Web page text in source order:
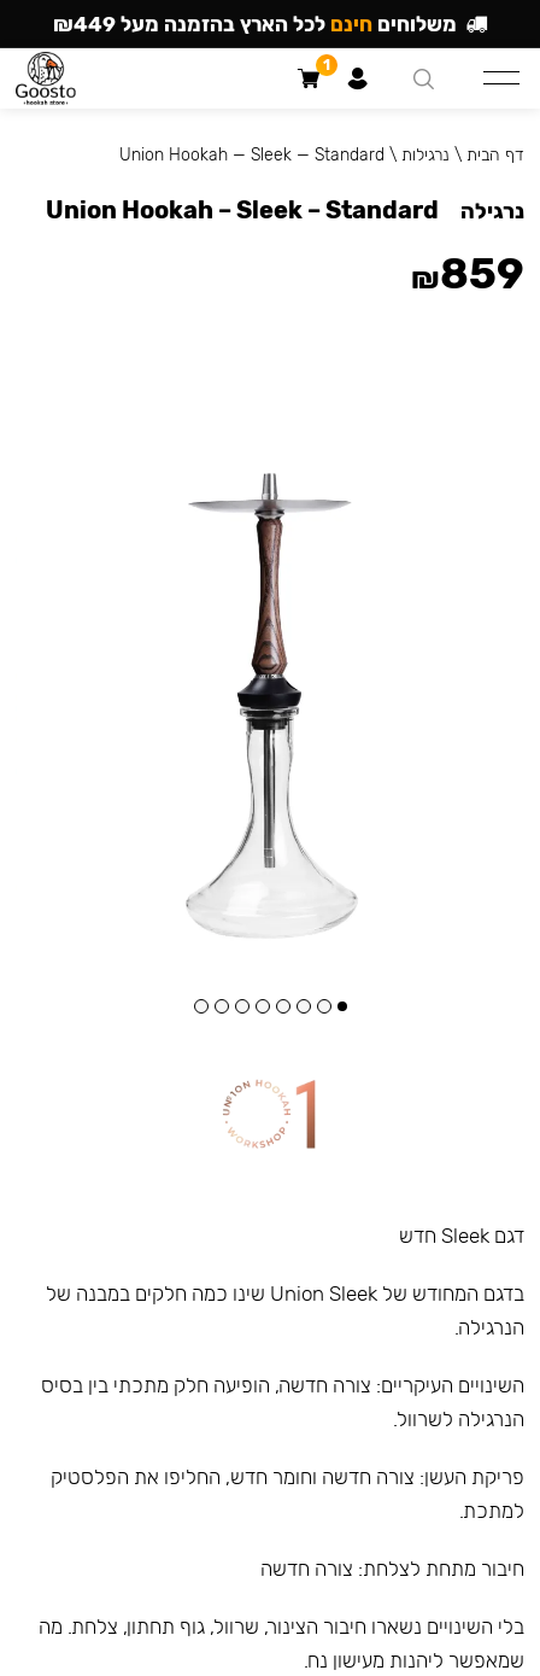
דגם Sleek חדש
בדגם המחודש של Union Sleek שינו כמה חלקים במבנה של
הנרגילה.
השינויים העיקריים: צורה חדשה, הופיעה חלק מתכתי בין בסיס
הנרגילה לשרוול.
פריקת העשן: צורה חדשה וחומר חדש, החליפו את הפלסטיק
למתכת.
חיבור מתחת לצלחת: צורה חדשה
בלי השינויים נשארו חיבור הצינור, שרוול, גוף תחתון, צלחת. מה
שמאפשר ליהנות מעישון נח.
דף הבית \ נרגילות \
Union Hookah — Sleek — Standard
נרגילה Union Hookah – Sleek – Standard
₪859
משלוחים חינם לכל הארץ בהזמנה מעל ₪449
1